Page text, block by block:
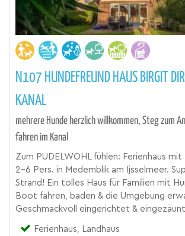
N107 HUNDEFREUND HAUS BIRGIT
KANAL
mehrere Hunde herzlich willkommen, Steg zum
fahren im Kanal
Zum PUDELWOHL fühlen: Ferienhaus
2-6 Pers. in Medemblik am Ijsselmeer.
Strand! Ein tolles Haus für Familien mit
Boot fahren, baden & die Umgebung
Geschmackvoll eingerichtet &
Ferienhaus, Landhaus